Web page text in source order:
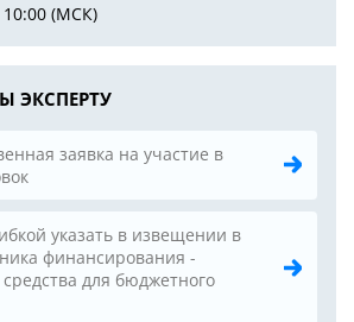
10:00 (МСК)
ЭКСПЕРТУ
заявка на участие в
указать в извещении в
финансирования -
для бюджетного